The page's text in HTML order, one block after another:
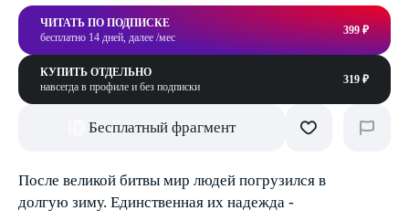
ЧИТАТЬ ПО ПОДПИСКЕ
бесплатно 14 дней, далее /мес
399 ₽
КУПИТЬ ОТДЕЛЬНО
навсегда в профиле и без подписки
319 ₽
Бесплатный фрагмент
После великой битвы мир людей погрузился в
долгую зиму. Единственная их надежда -